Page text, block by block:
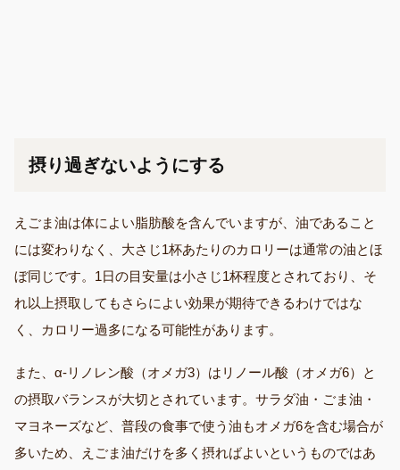
摂り過ぎないようにする
えごま油は体によい脂肪酸を含んでいますが、油であること
には変わりなく、大さじ1杯あたりのカロリーは通常の油とほ
ぼ同じです。1日の目安量は小さじ1杯程度とされており、そ
れ以上摂取してもさらによい効果が期待できるわけではな
く、カロリー過多になる可能性があります。
また、α-リノレン酸（オメガ3）はリノール酸（オメガ6）と
の摂取バランスが大切とされています。サラダ油・ごま油・
マヨネーズなど、普段の食事で使う油もオメガ6を含む場合が
多いため、えごま油だけを多く摂ればよいというものではあ